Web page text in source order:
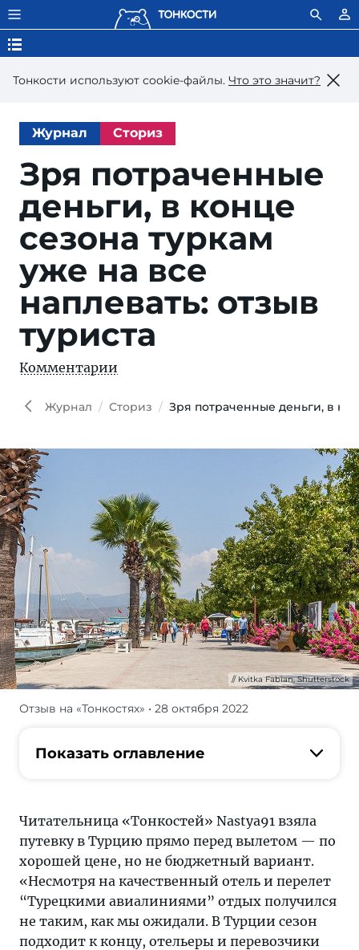
Тонкости используют сookie-файлы. Что это значит?
Журнал Сториз
Зря потраченные
деньги, в конце
сезона туркам
уже на все
наплевать: отзыв
туриста
Комментарии
Журнал Сториз Зря потраченные деньги, в
Kvitka Fabian, Shutterstock
Главная
— персонал:
очень
лениво
и
неохотно
обслуживает
Отзыв на «Тонкостях» • 28 октября 2022
Показать оглавление
Читательница «Тонкостей» Nastya91 взяла
путевку в Турцию прямо перед вылетом — по
хорошей цене, но не бюджетный вариант.
«Несмотря на качественный отель и перелет
“Турецкими авиалиниями” отдых получился
не таким, как мы ожидали. В Турции сезон
подходит к концу, отельеры и перевозчики